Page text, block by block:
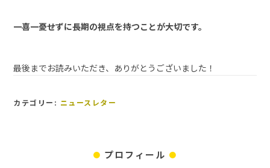
一喜一憂せずに長期の視点を持つことが大切です。
最後までお読みいただき、ありがとうございました！
カテゴリー: ニュースレター
プロフィール